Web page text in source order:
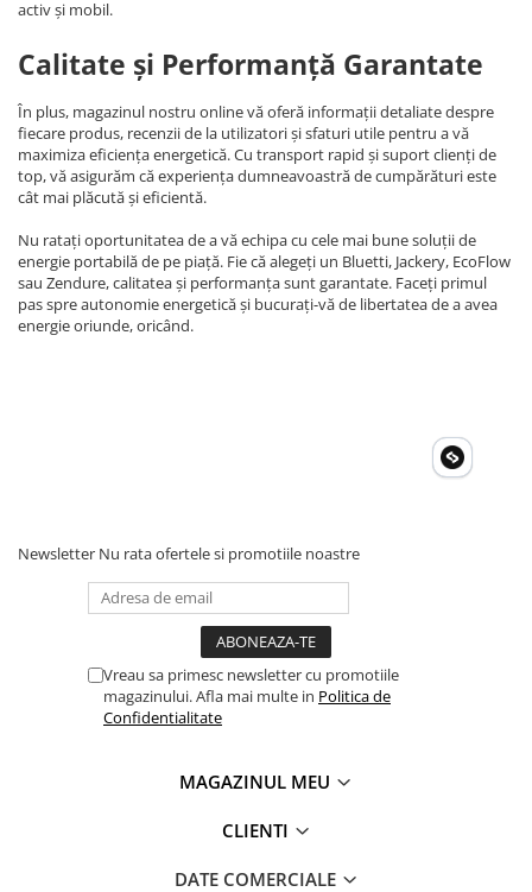
activ și mobil.
Calitate și Performanță Garantate
În plus, magazinul nostru online vă oferă informații detaliate despre
fiecare produs, recenzii de la utilizatori și sfaturi utile pentru a vă
maximiza eficiența energetică. Cu transport rapid și suport clienți de
top, vă asigurăm că experiența dumneavoastră de cumpărături este
cât mai plăcută și eficientă.
Nu ratați oportunitatea de a vă echipa cu cele mai bune soluții de
energie portabilă de pe piață. Fie că alegeți un Bluetti, Jackery, EcoFlow
sau Zendure, calitatea și performanța sunt garantate. Faceți primul
pas spre autonomie energetică și bucurați-vă de libertatea de a avea
energie oriunde, oricând.
Newsletter Nu rata ofertele si promotiile noastre
Vreau sa primesc newsletter cu promotiile
magazinului. Afla mai multe in Politica de
Confidentialitate
MAGAZINUL MEU
CLIENTI
DATE COMERCIALE